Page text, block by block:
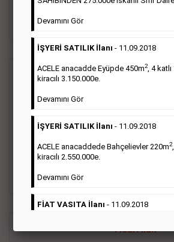
Detaylı Bilgi & İlan
Vasıta İlanı
Sarı sayfa ilanlar alım- satım, duyuru,
ifade edilebilen ilanlardır. Gazetelerin
etkilerler ve gazete gelirlerinin de
oluştururlar.Sabah sarı sayfa eleman
sayısı şartı
Detaylı Bilgi & İlan
Ticari İlan
Devamını Gör
İŞYERİ SATILIK İlanı - 11.09.2018
ACELE anacadde Eyüpde 450m2, 4
kiracılı 3.150.000e.
Devamını Gör
İŞYERİ SATILIK İlanı - 11.09.2018
ACELE anacaddede Bahçelievler 220m2
kiracılı 2.550.000e.
Devamını Gör
FİAT VASITA İlanı - 11.09.2018
2.800.000e kurumsal mağaza.